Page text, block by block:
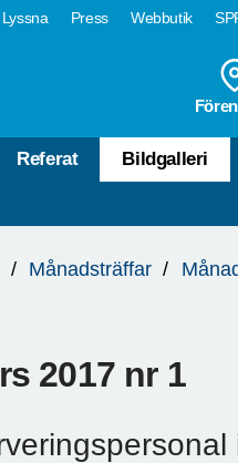
Lyssna Press Webbutik
Referat Bildgalleri
Månadsträffar
2017 nr 1